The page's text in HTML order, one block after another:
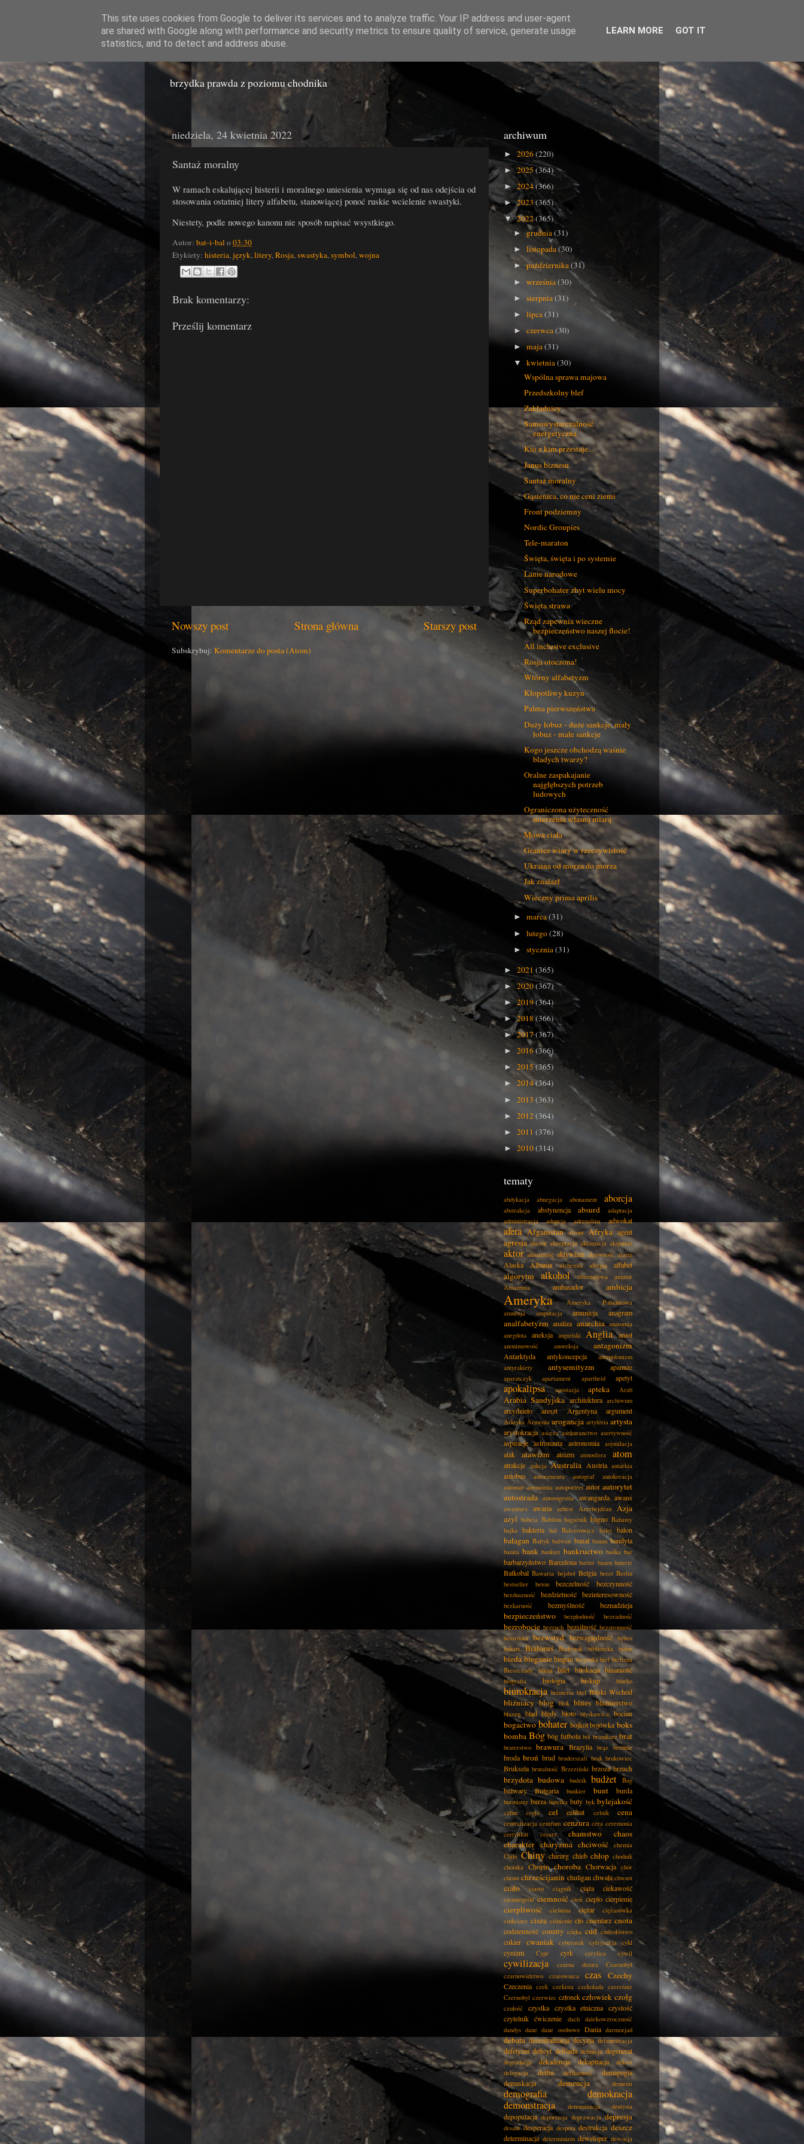
Miasto Gówna
brzydka prawda z poziomu chodnika
niedziela, 24 kwietnia 2022
Santaż moralny
W ramach eskalującej histerii i moralnego uniesienia wymaga się od nas odejścia od
stosowania ostatniej litery alfabetu, stanowiącej ponoć ruskie wcielenie swastyki.
Niestety, podle nowego kanonu nie sposób napisać wsystkiego.
Autor: bat-i-balo03:30
Etykiety: histeria,język,litery,Rosja,swastyka,symbol,wojna
Brak komentarzy:
Prześlij komentarz
Nowszy post Starszy post
Strona główna
Subskrybuj: Komentarze do posta (Atom)
archiwum
► 2026(220)
►2025(364)
► 2024(366)
►2023(365)
▼2022(365)
►grudnia(31)
►listopada(30)
►października(31)
►września(30)
►sierpnia(31)
►lipca(31)
►czerwca(30)
►maja(31)
▼kwietnia(30)
Wspólna sprawa majowa
Przedszkolny blef
Zakładnicy
Samowystarczalność
energetyczna
Kto z kim przestaje...
Janus biznesu
Santaż moralny
Gąsienica, co nie ceni ziemi
Front podziemny
Nordic Groupies
Tele-maraton
Święta, święta i po systemie
Lanie narodowe
Superbohater zbyt wielu mocy
Święta strawa
Rząd zapewnia wieczne
bezpieczeństwo naszej flocie!
All inclusive exclusive
Rosja otoczona!
Wtórny alfabetyzm
Kłopotliwy kuzyn
Palma pierwszeństwa
Duży łobuz - duże sankcje, mały
łobuz - małe sankcje
Kogo jeszcze obchodzą waśnie
bladych twarzy?
Oralne zaspakajanie
najgłębszych potrzeb
ludowych
Ograniczona użyteczność
mierzenia własną miarą
Mowa ciała
Granice wiary w rzeczywistość
Ukraina od morza do morza
Jak znalazł
Wieczny prima aprilis
►marca(31)
►lutego(28)
►stycznia(31)
► 2021 (365)
►2020(367)
►2019(364)
►2018(366)
►2017(367)
► 2016(366)
► 2015(365)
► 2014(364)
► 2013 (363)
► 2012(364)
► 2011 (376)
► 2010(314)
tematy
abdykacja abnegacja abonament aborcja
abstrakcja abstynencja absurd
adaptacja
administracja
adopcja adrenalina adwokat
afera Afganistan afront Afryka agent
agresja akcent akceptacja aklamacja aksjomat
aktor aktualność aktywizm aktywność alarm
Alaska Albania alchemia alergia alfabet
algorytm alkohol alternatywa
amator
Amazonia
ambasador ambicja
Ameryka
Ameryka Południowa
amnezja
amputacja amunicja anagram
analfabetyzm analiza anarchia anatomia
anegdota
aneksja angielski Anglia anioł
anonimowość anoreksja antagonizm
Antarktyda antykoncepcja
antypolonizm
antyrakiety
antysemityzm apanaże
aparatczyk apartament apartheid apetyt
apokalipsa apostazja apteka Arab
Arabia Saudyjska architektura archiwum
arcydzieło areszt Argentyna argument
Arktyka Armenia arogancja artyleria artysta
arystokracja asceza asekuranctwo asertywność
aspiracje astronauta astronomia asymilacja
atak atawizm ateizm atmosfera atom
atrakcje aukcja Australia Austria autarkia
autobus autocenzura autograf
autokreacja
automat autonomia autoportret autor autorytet
autostrada autosugestia awangarda awans
awantura awaria azbest Azerbejdżan
Azja
azyl babcia Babilon bagażnik bagno Bahamy
bajka bakteria bal Balcerowicz balet balon
bałagan Bałtyk bałwan banał banan bandyta
banita bank bankiet bankructwo bańka bar
barbarzyństwo Barcelona barter basen baterie
Batkobal Bawaria bejsbol Belgia beret Berlin
bestseller
beton bezczelność bezczynność
bezduszność bezdzietność bezinteresowność
bezkarność bezmyślność beznadzieja
bezpieczeństwo bezpłodność bezradność
bezrobocie bezruch bezsilność bezstronność
beztroska bezwstyd bezwzględność bęben
bękart
Białoruś Białystok biblioteka bidon
bieda bieganie biegun biegunka biel bielizna
Bieszczady
bikini bilet bilokacja binarność
biografia biologia biskup biurko
biurokracja biżuteria blef Bliski Wschód
bliźniacy blog blok blues bluźnierstwo
błazen błąd błędy błoto błyskawica bocian
bogactwo bohater bojkot bojówka boks
bomba Bóg bóg futbolu ból bramkarz brat
braterstwo brawura Brazylia brąz brednie
broda broń brud bruderszaft bruk brukowiec
Bruksela brutalność Brzeziński brzoza brzuch
brzydota budowa budzik budżet Bug
bulwary Bułgaria bunkier bunt burda
burmistrz burza butelka buty byk bylejakość
całun cegła cel celibat celnik cena
centralizacja centrum cenzura cera ceremonia
certyfikat
cesarz chamstwo
chaos
charakter charyzma chciwość
chemia
Chile Chiny chirurg chleb chłop chodnik
choinka Chopin choroba Chorwacja chór
chrust chrześcijanin chuligan chwała chwast
ciało ciasto ciągnik ciąża ciekawość
ciemnogród ciemność cień ciepło cierpienie
cierpliwość cieśnina ciężar
ciężarówka
cinkciarz cisza ciśnienie cło cmentarz cnota
codzienność country córka cud cudzołóstwo
cukier cwaniak cyberatak cyfryzacja cykl
cynizm Cypr cyrk cyrylica cywil
cywilizacja czarna dziura
Czarnobyl
czarnowidztwo
czarownica czas Czechy
Czeczenia czek czekista czekolada czereśnie
Czernobyl czerwiec członek człowiek czołg
czułość czystka czystka etniczna czystość
czytelnik ćwiczenie dach
dalekowzroczność
dandys dane dane osobowe Dania darmozjad
debata decentralizacja decyzja defenestracja
defetyzm deficyt defilada definicja degenerat
degradacja dekadencja dekapitacja
dekret
delegacja
delfin delikatność
demagogia
demaskacja
demencja dementi
demografia
demokracja
demonstracja
denominacja dentysta
depopulacja deportacja deprawacja depresja
desant desperacja despota destrukcja deszcz
determinacja determinizm deweloper dewocja
This site uses cookies from Google to deliver its services and to analyze traffic. Your IP address and user-agent
are shared with Google along with performance and security metrics to ensure quality of service, generate usage
statistics, and to detect and address abuse.
LEARN MORE GOT IT